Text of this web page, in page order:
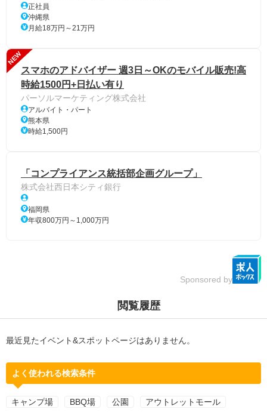
正社員
沖縄県
月給18万円～21万円
NEW
スマホのアドバイザー 週3日～OKのモバイル販売!高
時給1500円+日払い有り
パーソルマーケティング株式会社
アルバイト・パート
熊本県
時給1,500円
「コンプライアンス統括部企画グループ」
株式会社西日本シティ銀行
福岡県
年収800万円～1,000万円
Sponsored by
閲覧履歴
最近見たイベント&スポットページはありません。
よく使われる検索条件
キャンプ場 BBQ場 公園 アウトレットモール